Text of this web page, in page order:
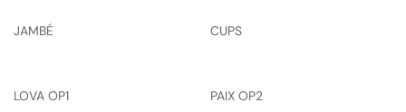
JAMBÉ CUPS
LOVA OP1 PAIX OP2